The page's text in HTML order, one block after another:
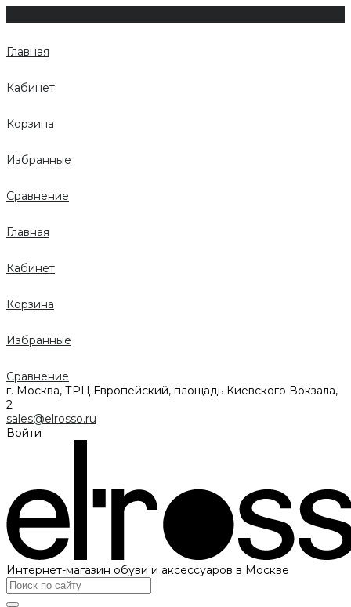
Главная
Кабинет
Корзина
Избранные
Сравнение
Главная
Кабинет
Корзина
Избранные
Сравнение
г. Москва, ТРЦ Европейский, площадь Киевского Вокзала,
2
sales@elrosso.ru
Войти
Интернет-магазин обуви и аксессуаров в Москве